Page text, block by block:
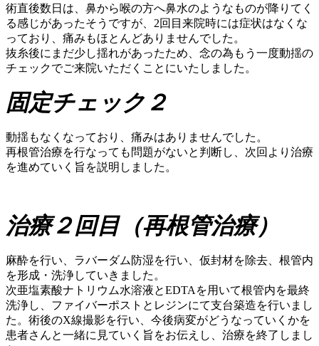
術直後数日は、鼻から喉の方へ鼻水のようなものが降りてく
る感じがあったそうですが、2回目来院時には症状はなくな
っており、痛みもほとんどありませんでした。
抜糸後にまだ少し揺れがあったため、念の為もう一度動揺の
チェックでご来院いただくことにいたしました。
固定チェック２
動揺もなくなっており、痛みはありませんでした。
再根管治療を行なっても問題がないと判断し、次回より治療
を進めていく旨を説明しました。
治療２回目（再根管治療）
麻酔を行い、ラバーダム防湿を行い、仮封材を除去、根管内
を形成・洗浄していきました。
次亜塩素酸ナトリウム水溶液とEDTAを用いて根管内を最終
洗浄し、ファイバーポストとレジンにて支台築造を行いまし
た。術後のX線撮影を行い、今後病変がどうなっていくかを
患者さんと一緒に見ていく旨をお伝えし、治療を終了しまし